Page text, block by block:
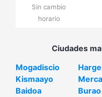
Sin cambio
horario
Ciudades
Mogadiscio
Kismaayo
Merca
Baidoa
Burao